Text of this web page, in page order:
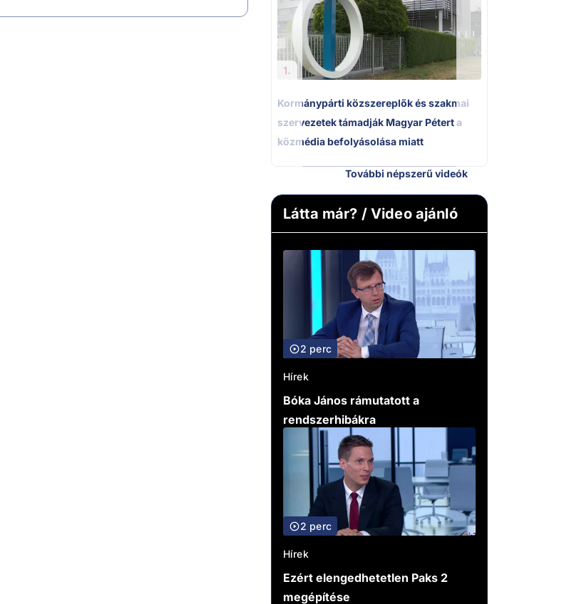
1.
Kormánypárti közszereplők és szakmai
szervezetek támadják Magyar Pétert a
közmédia befolyásolása miatt
További népszerű videók
Látta már? / Video ajánló
2 perc
Hírek
Bóka János rámutatott a
rendszerhibákra
2 perc
Hírek
Ezért elengedhetetlen Paks 2
megépítése